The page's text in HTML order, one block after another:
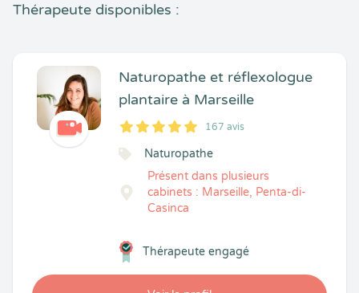
Thérapeute disponibles :
Naturopathe et réflexologue
plantaire à Marseille
5
1
5
167 167 avis
Naturopathe
Présent dans plusieurs
cabinets : Marseille, Penta-di-
Casinca
Thérapeute engagé